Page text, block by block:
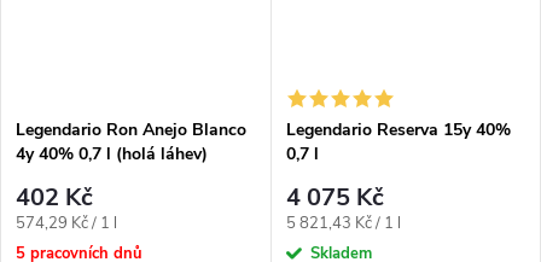
Legendario Ron Anejo Blanco
4y 40% 0,7 l (holá láhev)
402 Kč
Měrná
cena:
574,29 Kč / 1 l
5 pracovních dnů
Legendario Reserva 15y 40%
0,7 l
4 075 Kč
Měrná
cena:
5 821,43 Kč / 1 l
Skladem